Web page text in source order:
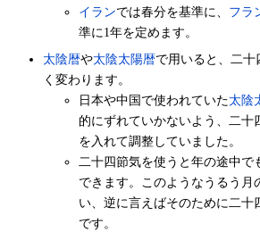
イランでは春分を基準に、 フラ
準に1年を定めます。
太陰暦や太陰太陽暦で用いると、二十
く変わります。
日本や中国で使われていた太陰
的にずれていかないよう、二十
を入れて調整していました。
二十四節気を使うと年の途中で
できます。このようなうるう月
い、逆に言えばそのために二十
です。